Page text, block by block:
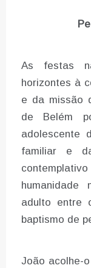
As festas
horizontes à
e da missão
de Belém
adolescente
familiar e
adulto entre
baptismo de
João acolhe-